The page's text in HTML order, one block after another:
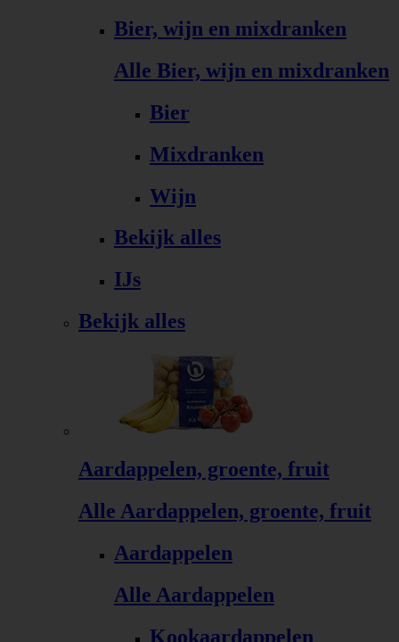
Bier, wijn en mixdranken
Alle Bier, wijn en mixdranken
Bier
Mixdranken
Wijn
Bekijk alles
IJs
Bekijk alles
Aardappelen, groente, fruit
Alle Aardappelen, groente, fruit
Aardappelen
Alle Aardappelen
Kookaardappelen